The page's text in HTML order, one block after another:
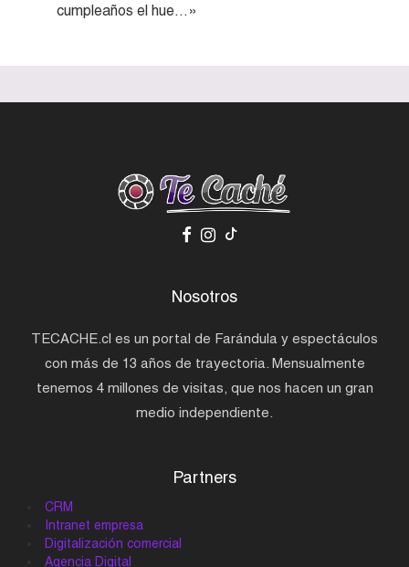
cumpleaños el hue…»
Nosotros
TECACHE.cl es un portal de Farándula y espectáculos
con más de 13 años de trayectoria. Mensualmente
tenemos 4 millones de visitas, que nos hacen un gran
medio independiente.
Partners
CRM
Intranet empresa
Digitalización comercial
Agencia Digital